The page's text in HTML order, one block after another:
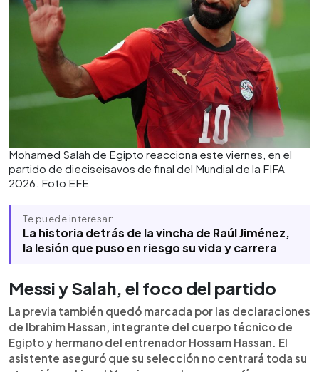
Mohamed Salah de Egipto reacciona este viernes, en el
partido de dieciseisavos de final del Mundial de la FIFA
2026. Foto EFE
Te puede interesar:
La historia detrás de la vincha de Raúl Jiménez,
la lesión que puso en riesgo su vida y carrera
Messi y Salah, el foco del partido
La previa también quedó marcada por las declaraciones
de Ibrahim Hassan, integrante del cuerpo técnico de
Egipto y hermano del entrenador Hossam Hassan. El
asistente aseguró que su selección no centrará toda su